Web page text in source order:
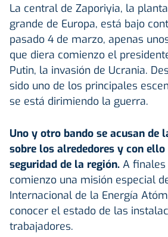
La central de Zaporiyia, la
grande de Europa, está bajo
pasado 4 de marzo, apenas
que diera comienzo el
Putin, la invasión de Ucrania.
sido uno de los principales
se está dirimiendo la guerra.
Uno y otro bando se acusan de
sobre los alrededores y con
seguridad de la región. A
comienzo una misión especial
Internacional de la Energía
conocer el estado de las
trabajadores.